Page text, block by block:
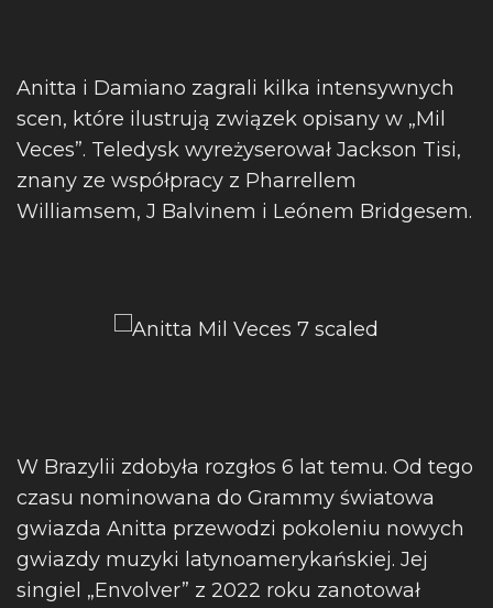
Anitta i Damiano zagrali kilka intensywnych
scen, które ilustrują związek opisany w „Mil
Veces”. Teledysk wyreżyserował Jackson Tisi,
znany ze współpracy z Pharrellem
Williamsem, J Balvinem i Leónem Bridgesem.
W Brazylii zdobyła rozgłos 6 lat temu. Od tego
czasu nominowana do Grammy światowa
gwiazda Anitta przewodzi pokoleniu nowych
gwiazdy muzyki latynoamerykańskiej. Jej
singiel „Envolver” z 2022 roku zanotował